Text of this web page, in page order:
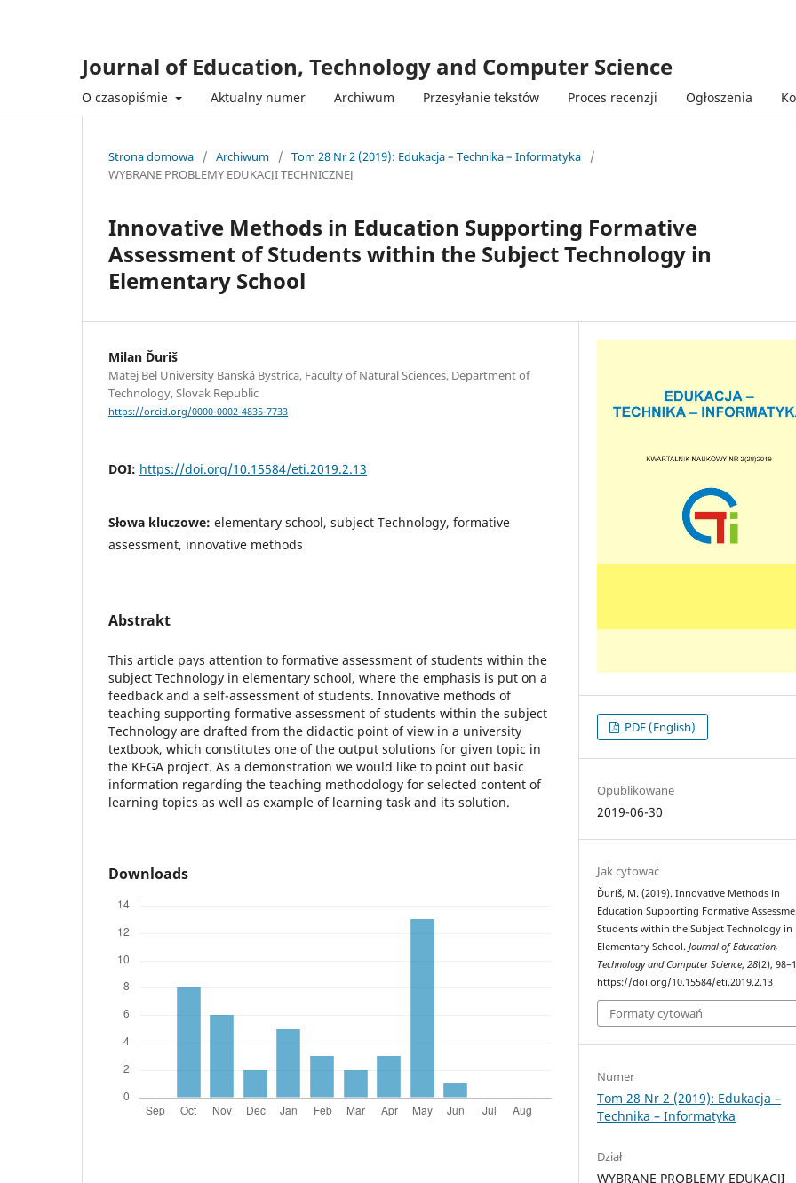
Journal of Education, Technology and Computer Science
O czasopiśmie Aktualny numer Archiwum Przesyłanie tekstów Proces recenzji Ogłoszenia
Strona domowa / Archiwum / Tom 28 Nr 2 (2019): Edukacja – Technika – Informatyka
/
WYBRANE PROBLEMY EDUKACJI TECHNICZNEJ
Innovative Methods in Education Supporting Formative
Assessment of Students within the Subject Technology in
Elementary School
Milan Ďuriš
Matej Bel University Banská Bystrica, Faculty of Natural Sciences, Department of
Technology, Slovak Republic
https://orcid.org/0000-0002-4835-7733
DOI: https://doi.org/10.15584/eti.2019.2.13
Słowa kluczowe: elementary school, subject Technology, formative
assessment, innovative methods
Abstrakt
This article pays attention to formative assessment of students within the
subject Technology in elementary school, where the emphasis is put on a
feedback and a self-assessment of students. Innovative methods of
teaching supporting formative assessment of students within the subject
Technology are drafted from the didactic point of view in a university
textbook, which constitutes one of the output solutions for given topic in
the KEGA project. As a demonstration we would like to point out basic
information regarding the teaching methodology for selected content of
learning topics as well as example of learning task and its solution.
Downloads
PDF (English)
Opublikowane
2019-06-30
Jak cytować
Ďuriš, M. (2019). Innovative Methods in
Education Supporting Formative
Students within the Subject Technology in
Elementary School.Journal of Education,
Technology and Computer Science,28(2),
https://doi.org/10.15584/eti.2019.2.13
Formaty cytowań
Numer
Tom 28 Nr 2 (2019): Edukacja –
Technika – Informatyka
Dział
WYBRANE PROBLEMY EDUKACJI